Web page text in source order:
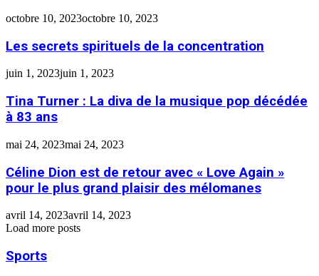
octobre 10, 2023octobre 10, 2023
Les secrets spirituels de la concentration
juin 1, 2023juin 1, 2023
Tina Turner : La diva de la musique pop décédée
à 83 ans
mai 24, 2023mai 24, 2023
Céline Dion est de retour avec « Love Again »
pour le plus grand plaisir des mélomanes
avril 14, 2023avril 14, 2023
Load more posts
Sports